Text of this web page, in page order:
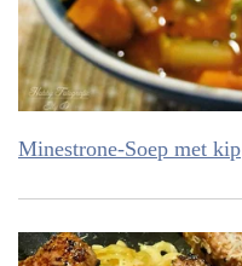
Minestrone-Soep met kip